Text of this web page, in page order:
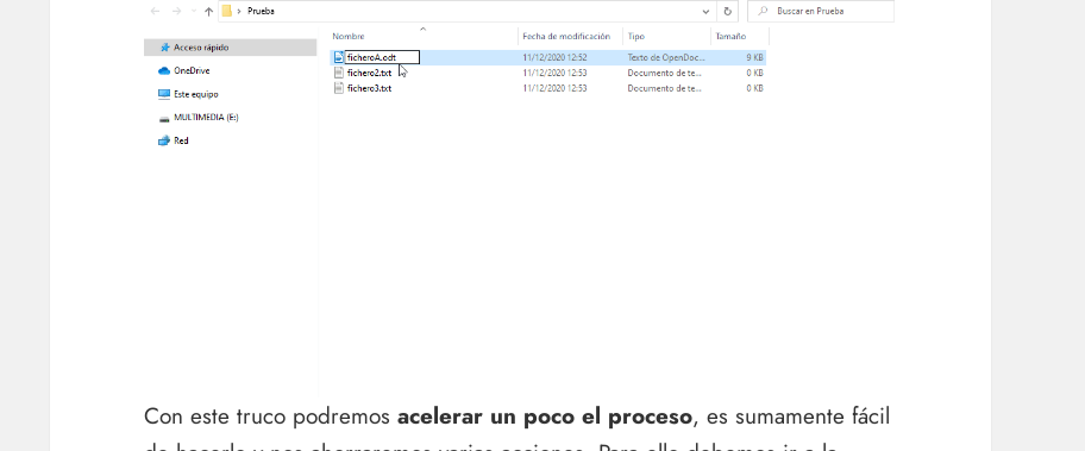
Con este truco podremosacelerar un poco el proceso, es sumamente fácil